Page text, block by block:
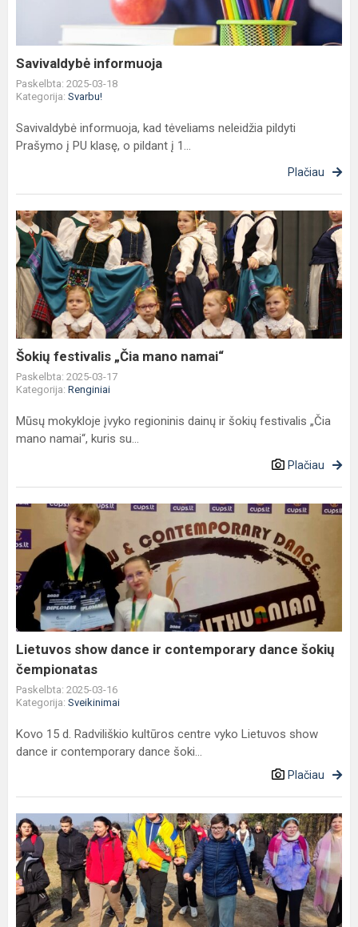
Savivaldybė informuoja
Paskelbta: 2025-03-18
Kategorija: Svarbu!
Savivaldybė informuoja, kad tėveliams neleidžia pildyti
Prašymo į PU klasę, o pildant į 1...
Plačiau
Šokių
festivalis
„Čia
mano
namai“
Šokių festivalis „Čia mano namai“
Paskelbta: 2025-03-17
Kategorija: Renginiai
Mūsų mokykloje įvyko regioninis dainų ir šokių festivalis „Čia
mano namai“, kuris su...
Plačiau
Lietuvos
show
dance
ir
contemporary
dance
šokių
čempionatas
Lietuvos show dance ir contemporary dance šokių
čempionatas
Paskelbta: 2025-03-16
Kategorija: Sveikinimai
Kovo 15 d. Radviliškio kultūros centre vyko Lietuvos show
dance ir contemporary dance šoki...
Plačiau
Žygiuokime
už
laisvę
Drevernoje!